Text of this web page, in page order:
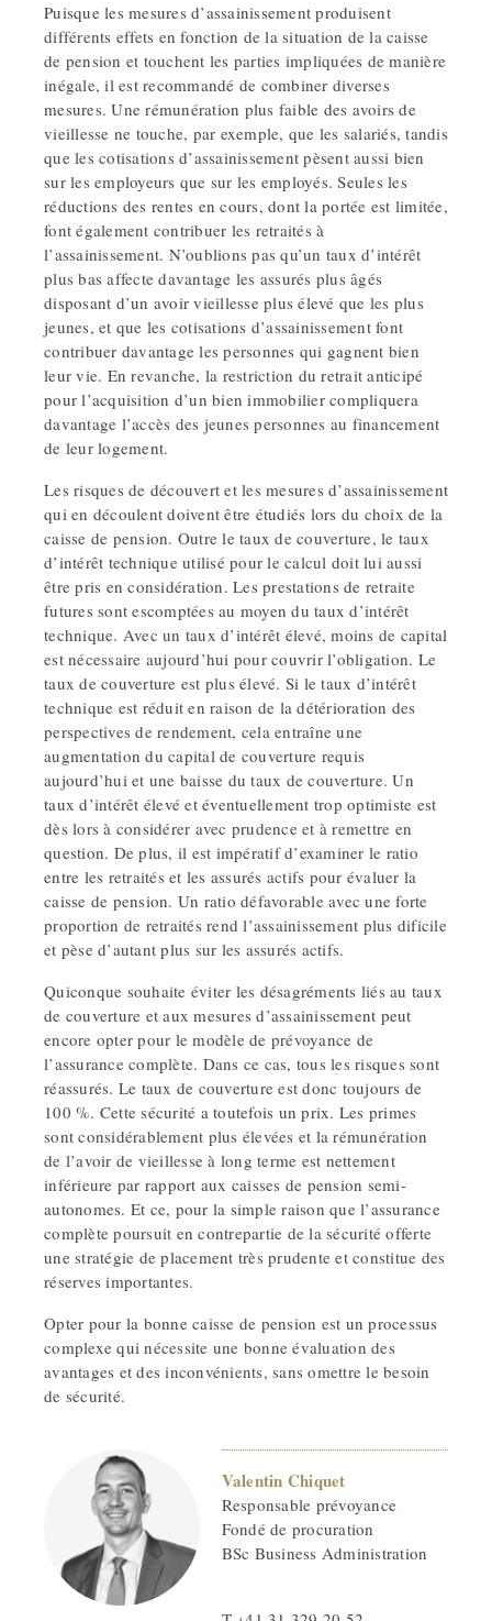
Puisque les mesures d’assainissement produisent
différents effets en fonction de la situation de la caisse
de pension et touchent les parties impliquées de manière
inégale, il est recommandé de combiner diverses
mesures. Une rémunération plus faible des avoirs de
vieillesse ne touche, par exemple, que les salariés, tandis
que les cotisations d’assainissement pèsent aussi bien
sur les employeurs que sur les employés. Seules les
réductions des rentes en cours, dont la portée est limitée,
font également contribuer les retraités à
l’assainissement. N’oublions pas qu’un taux d’intérêt
plus bas affecte davantage les assurés plus âgés
disposant d’un avoir vieillesse plus élevé que les plus
jeunes, et que les cotisations d’assainissement font
contribuer davantage les personnes qui gagnent bien
leur vie. En revanche, la restriction du retrait anticipé
pour l’acquisition d’un bien immobilier compliquera
davantage l’accès des jeunes personnes au financement
de leur logement.
Les risques de découvert et les mesures d’assainissement
qui en découlent doivent être étudiés lors du choix de la
caisse de pension. Outre le taux de couverture, le taux
d’intérêt technique utilisé pour le calcul doit lui aussi
être pris en considération. Les prestations de retraite
futures sont escomptées au moyen du taux d’intérêt
technique. Avec un taux d’intérêt élevé, moins de capital
est nécessaire aujourd’hui pour couvrir l’obligation. Le
taux de couverture est plus élevé. Si le taux d’intérêt
technique est réduit en raison de la détérioration des
perspectives de rendement, cela entraîne une
augmentation du capital de couverture requis
aujourd’hui et une baisse du taux de couverture. Un
taux d’intérêt élevé et éventuellement trop optimiste est
dès lors à considérer avec prudence et à remettre en
question. De plus, il est impératif d’examiner le ratio
entre les retraités et les assurés actifs pour évaluer la
caisse de pension. Un ratio défavorable avec une forte
proportion de retraités rend l’assainissement plus dificile
et pèse d’autant plus sur les assurés actifs.
Quiconque souhaite éviter les désagréments liés au taux
de couverture et aux mesures d’assainissement peut
encore opter pour le modèle de prévoyance de
l’assurance complète. Dans ce cas, tous les risques sont
réassurés. Le taux de couverture est donc toujours de
100 %. Cette sécurité a toutefois un prix. Les primes
sont considérablement plus élevées et la rémunération
de l’avoir de vieillesse à long terme est nettement
inférieure par rapport aux caisses de pension semi-
autonomes. Et ce, pour la simple raison que l’assurance
complète poursuit en contrepartie de la sécurité offerte
une stratégie de placement très prudente et constitue des
réserves importantes.
Opter pour la bonne caisse de pension est un processus
complexe qui nécessite une bonne évaluation des
avantages et des inconvénients, sans omettre le besoin
de sécurité.
Valentin Chiquet
Responsable prévoyance
Fondé de procuration
BSc Business Administration